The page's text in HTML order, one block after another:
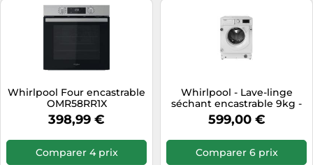
Whirlpool Four encastrable
OMR58RR1X
398,99 €
Comparer 4 prix
Whirlpool - Lave-linge
séchant encastrable 9kg -
FreshCare -
BIWDWG961485FR
599,00 €
Comparer 6 prix